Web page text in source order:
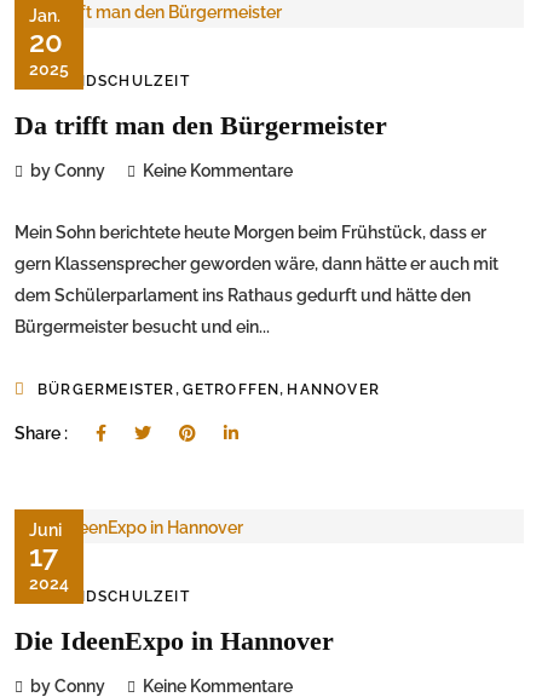
Jan.
20
2025
GRUNDSCHULZEIT
Da trifft man den Bürgermeister
by Conny Keine Kommentare
Mein Sohn berichtete heute Morgen beim Frühstück, dass er
gern Klassensprecher geworden wäre, dann hätte er auch mit
dem Schülerparlament ins Rathaus gedurft und hätte den
Bürgermeister besucht und ein...
BÜRGERMEISTER, GETROFFEN, HANNOVER
Share :
Juni
17
2024
GRUNDSCHULZEIT
Die IdeenExpo in Hannover
by Conny Keine Kommentare